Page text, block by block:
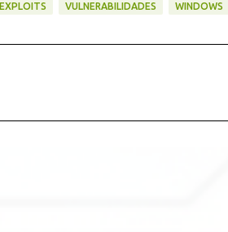
EXPLOITS VULNERABILIDADES WINDOWS